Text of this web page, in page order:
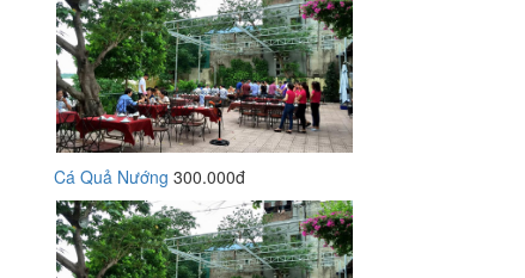
Cá Quả Nướng 300.000đ